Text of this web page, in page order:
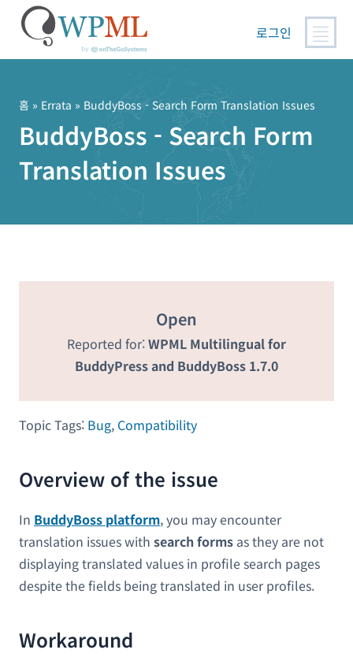
로그인
홈 » Errata » BuddyBoss - Search Form Translation Issues
BuddyBoss - Search Form
Translation Issues
Open
Reported for:WPML Multilingual for
BuddyPress and BuddyBoss 1.7.0
Topic Tags: Bug, Compatibility
Overview of the issue
In BuddyBoss platform, you may encounter
translation issues with search forms as they are not
displaying translated values in profile search pages
despite the fields being translated in user profiles.
Workaround